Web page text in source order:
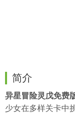
简介
异星冒险灵戊免费
少女在多样关卡中